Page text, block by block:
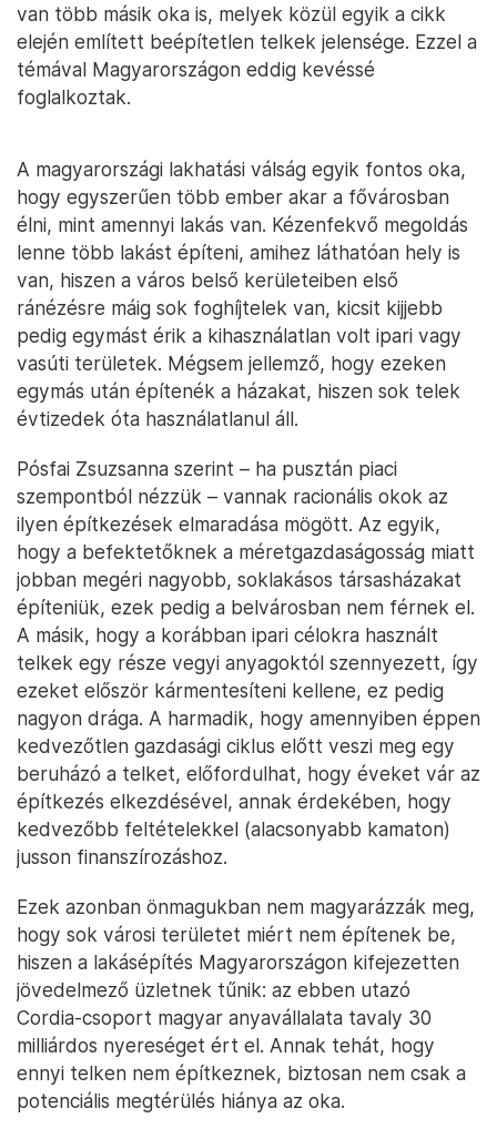
van több másik oka is, melyek közül egyik a cikk
elején említett beépítetlen telkek jelensége. Ezzel a
témával Magyarországon eddig kevéssé
foglalkoztak.
A magyarországi lakhatási válság egyik fontos oka,
hogy egyszerűen több ember akar a fővárosban
élni, mint amennyi lakás van. Kézenfekvő megoldás
lenne több lakást építeni, amihez láthatóan hely is
van, hiszen a város belső kerületeiben első
ránézésre máig sok foghíjtelek van, kicsit kijjebb
pedig egymást érik a kihasználatlan volt ipari vagy
vasúti területek. Mégsem jellemző, hogy ezeken
egymás után építenék a házakat, hiszen sok telek
évtizedek óta használatlanul áll.
Pósfai Zsuzsanna szerint – ha pusztán piaci
szempontból nézzük – vannak racionális okok az
ilyen építkezések elmaradása mögött. Az egyik,
hogy a befektetőknek a méretgazdaságosság miatt
jobban megéri nagyobb, soklakásos társasházakat
építeniük, ezek pedig a belvárosban nem férnek el.
A másik, hogy a korábban ipari célokra használt
telkek egy része vegyi anyagoktól szennyezett, így
ezeket először kármentesíteni kellene, ez pedig
nagyon drága. A harmadik, hogy amennyiben éppen
kedvezőtlen gazdasági ciklus előtt veszi meg egy
beruházó a telket, előfordulhat, hogy éveket vár az
építkezés elkezdésével, annak érdekében, hogy
kedvezőbb feltételekkel (alacsonyabb kamaton)
jusson finanszírozáshoz.
Ezek azonban önmagukban nem magyarázzák meg,
hogy sok városi területet miért nem építenek be,
hiszen a lakásépítés Magyarországon kifejezetten
jövedelmező üzletnek tűnik: az ebben utazó
Cordia-csoport magyar anyavállalata tavaly 30
milliárdos nyereséget ért el. Annak tehát, hogy
ennyi telken nem építkeznek, biztosan nem csak a
potenciális megtérülés hiánya az oka.